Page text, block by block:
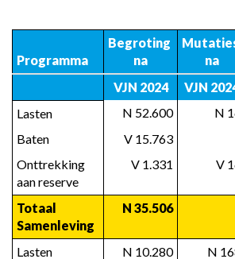
navigatie
Financieel
Recapitulatieoverzicht
Programma
Begroting
na
na
VJN 2024
VJN
Lasten
N 52.600 N
Baten
V 15.763
Onttrekking
aan reserve
V 1.331 V
Totaal
Samenleving
N 35.506
Lasten N 10.280 N